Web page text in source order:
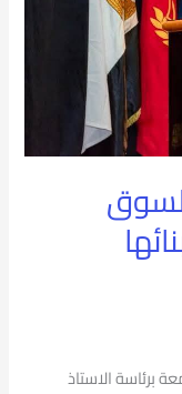
برئاسة الاستاذ